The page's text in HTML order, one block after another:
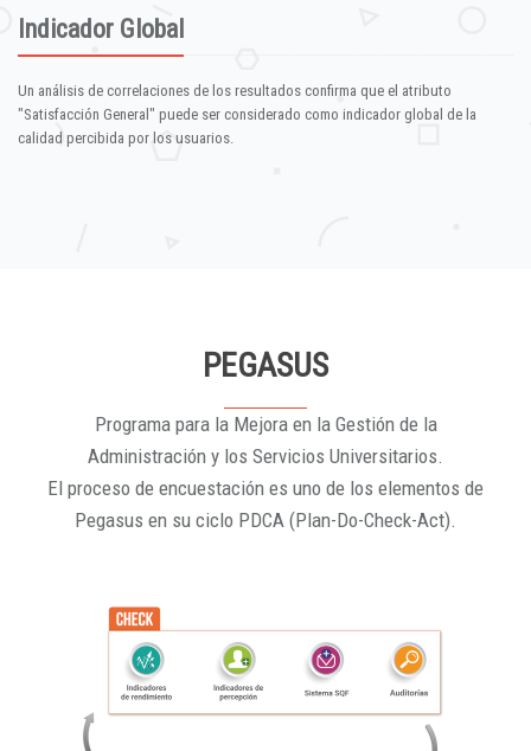
Indicador Global
Un análisis de correlaciones de los resultados confirma que el atributo
"Satisfacción General" puede ser considerado como indicador global de la
calidad percibida por los usuarios.
PEGASUS
Programa para la Mejora en la Gestión de la
Administración y los Servicios Universitarios.
El proceso de encuestación es uno de los elementos de
Pegasus en su ciclo PDCA (Plan-Do-Check-Act).